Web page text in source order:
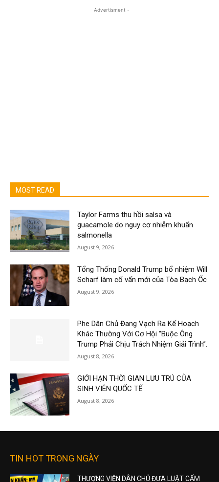
- Advertisment -
MOST READ
Taylor Farms thu hồi salsa và
guacamole do nguy cơ nhiễm khuẩn
salmonella
August 9, 2026
Tổng Thống Donald Trump bổ nhiệm Will
Scharf làm cố vấn mới của Tòa Bạch Ốc
August 9, 2026
Phe Dân Chủ Đang Vạch Ra Kế Hoạch
Khác Thường Với Cơ Hội “Buộc Ông
Trump Phải Chịu Trách Nhiệm Giải Trình”.
August 8, 2026
GIỚI HẠN THỜI GIAN LƯU TRÚ CỦA
SINH VIÊN QUỐC TẾ
August 8, 2026
TIN HOT TRONG NGÀY
THƯỢNG VIỆN DÂN CHỦ ĐƯA LUẬT CẤM